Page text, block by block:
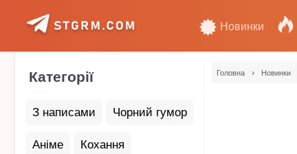
Новинки
Категорії
З написами Чорний гумор
Аніме Кохання
Головна › Новинки